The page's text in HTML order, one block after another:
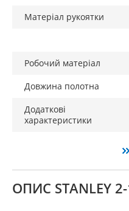
Матеріал рукоятки
Робочий матеріал
Довжина полотна
Додаткові
характеристики
ОПИС STANLEY